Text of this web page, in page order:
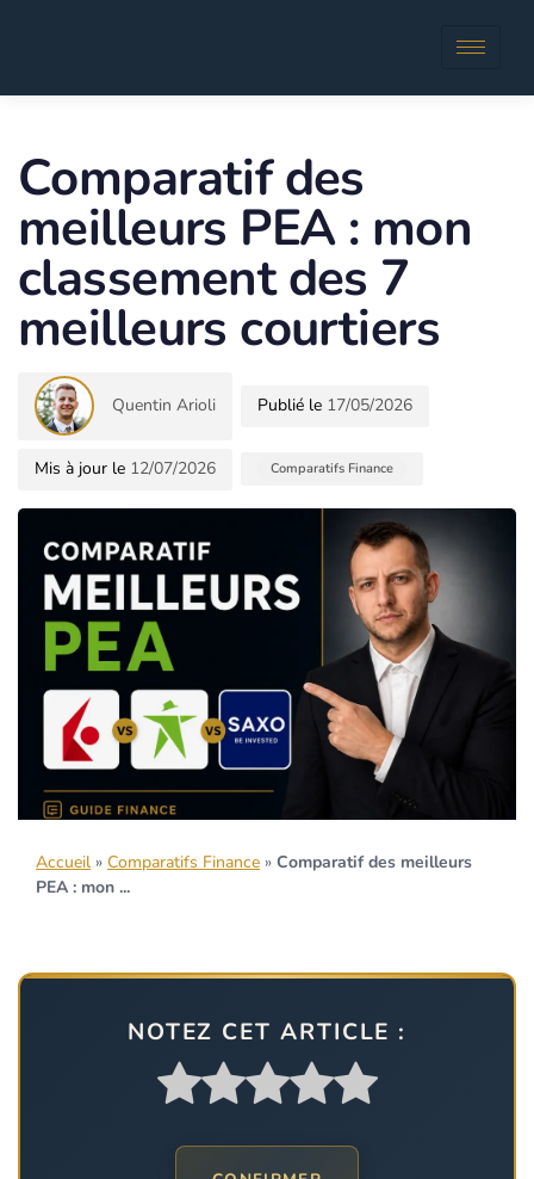
Comparatif des
meilleurs PEA : mon
classement des 7
meilleurs courtiers
Quentin Arioli 17/05/2026
12/07/2026 Comparatifs Finance
Accueil » Comparatifs Finance » Comparatif des meilleurs
PEA : mon ...
NOTEZ CET ARTICLE :